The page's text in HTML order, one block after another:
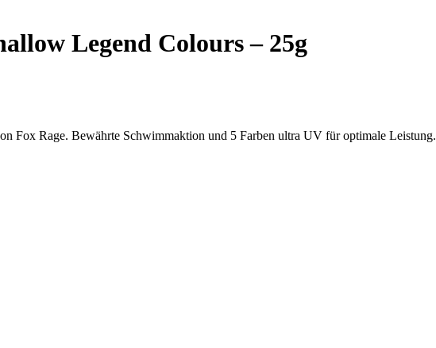
Legend Colours – 25g
Fox Rage. Bewährte Schwimmaktion und 5 Farben ultra UV für optimale Leistung.